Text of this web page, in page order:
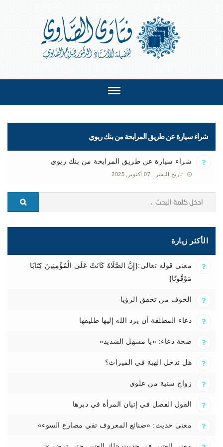
شراء سيارة عن طريق المرابحة من بنك ربوي
شراء سيارة عن طريق المرابحة من بنك ربوي
تاريخ النشر : 07 أكتوبر, 2025
الأكثر زيارة
معنى قوله تعالى:{إِنَّ الصَّلَاةَ كَانَتْ عَلَى الْمُؤْمِنِينَ كِتَابًا
مَوْقُوتًا}
الخوف من تحقق الرؤيا
دعاء المطلقة أن يرد الله إليها طليقها
صحة دعاء: «يا مسهل الشديد»
هل تدخل الهبة في الميراث؟
زواج سنية من علوي
القول الفصل في إتيان المرأة في دبرها
معنى حديث: «صنائع المعروف تقي مصارع السوء»